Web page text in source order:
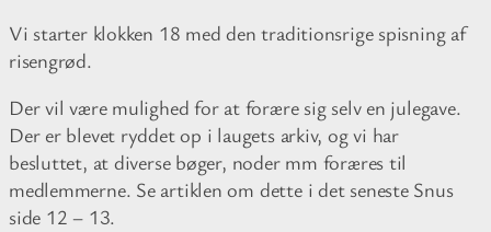
Vi starter klokken 18 med den traditionsrige spisning af
risengrød.
Der vil være mulighed for at forære sig selv en julegave.
Der er blevet ryddet op i laugets arkiv, og vi har
besluttet, at diverse bøger, noder mm foræres til
medlemmerne. Se artiklen om dette i det seneste Snus
side 12 – 13.